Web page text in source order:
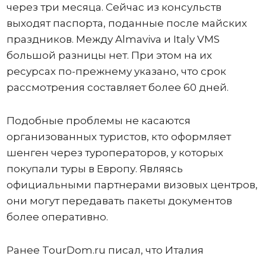
через три месяца. Сейчас из консульств
выходят паспорта, поданные после майских
праздников. Между Almaviva и Italy VMS
большой разницы нет. При этом на их
ресурсах по-прежнему указано, что срок
рассмотрения составляет более 60 дней.
Подобные проблемы не касаются
организованных туристов, кто оформляет
шенген через туроператоров, у которых
покупали туры в Европу. Являясь
официальными партнерами визовых центров,
они могут передавать пакеты документов
более оперативно.
Ранее TourDom.ru писал, что Италия